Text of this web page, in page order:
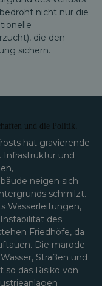
nicht nur die
die den
sichern.
und die Politik.
hat gravierende
Infrastruktur und
neigen sich
schmilzt.
Wasserleitungen,
des
Friedhöfe, da
Die marode
Straßen und
das Risiko von